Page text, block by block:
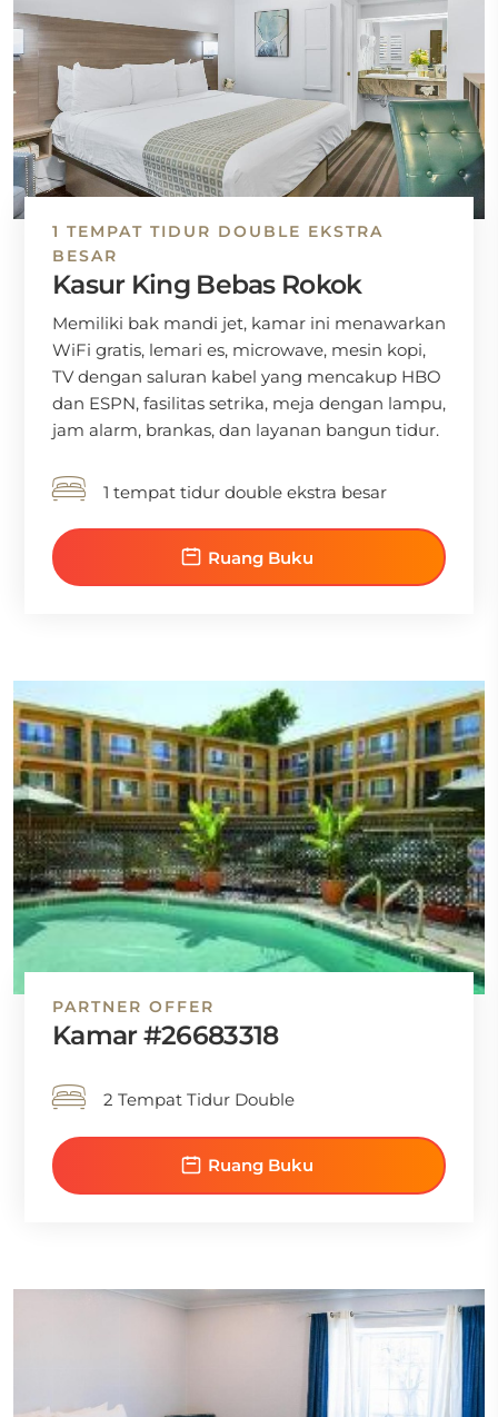
1 TEMPAT TIDUR DOUBLE EKSTRA
BESAR
Kasur King Bebas Rokok
Memiliki bak mandi jet, kamar ini menawarkan
WiFi gratis, lemari es, microwave, mesin kopi,
TV dengan saluran kabel yang mencakup HBO
dan ESPN, fasilitas setrika, meja dengan lampu,
jam alarm, brankas, dan layanan bangun tidur.
1 tempat tidur double ekstra besar
Ruang Buku
PARTNER OFFER
Kamar #26683318
2 Tempat Tidur Double
Ruang Buku